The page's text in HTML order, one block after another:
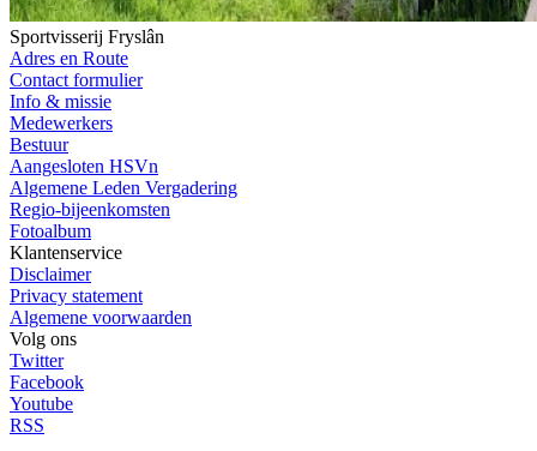
Sportvisserij Fryslân
Adres en Route
Contact formulier
Info & missie
Medewerkers
Bestuur
Aangesloten HSVn
Algemene Leden Vergadering
Regio-bijeenkomsten
Fotoalbum
Klantenservice
Disclaimer
Privacy statement
Algemene voorwaarden
Volg ons
Twitter
Facebook
Youtube
RSS